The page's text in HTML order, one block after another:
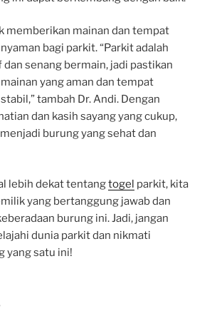
memberikan mainan dan tempat
bagi parkit. “Parkit adalah
senang bermain, jadi pastikan
yang aman dan tempat
tambah Dr. Andi. Dengan
dan kasih sayang yang cukup,
burung yang sehat dan
lebih dekat tentangtogel parkit, kita
yang bertanggung jawab dan
burung ini. Jadi, jangan
dunia parkit dan nikmati
yang satu ini!